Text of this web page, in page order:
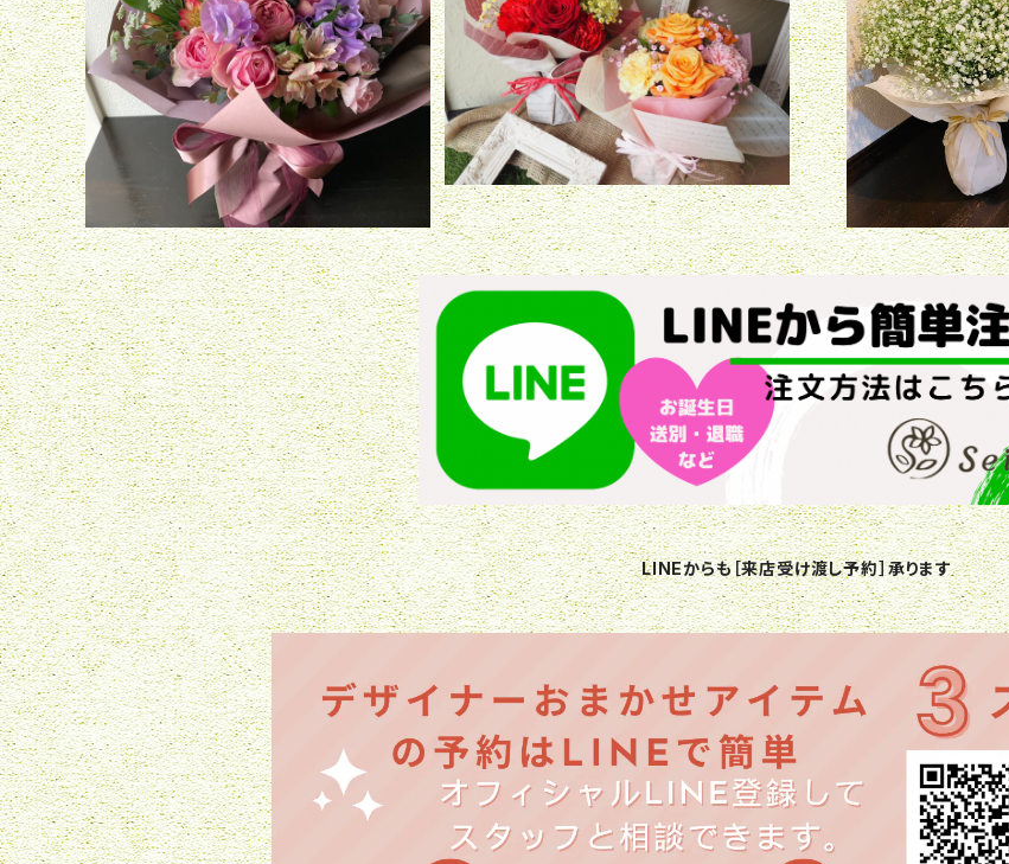
ブーケ風花束L スタイリッシュ・可愛ら
しく・お好みに仕立てる[フローリストセ
レクト]
¥6,600
スタンディングブーケM [フローリスト
セレクト]
¥4,400
カスミ草のブーケ【フロ
ョン】
LINEからも［来店受け渡し予約］承ります